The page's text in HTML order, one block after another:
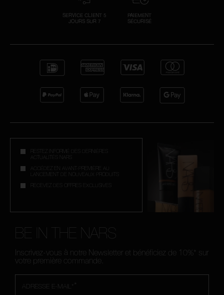
SERVICE CLIENT 5
JOURS SUR 7
PAIEMENT
SÉCURISÉ
RESTEZ INFORMÉ DES DERNIÈRES
ACTUALITÉS NARS
ACCÉDEZ EN AVANT-PREMIÈRE AU
LANCEMENT DE NOUVEAUX PRODUITS
RECEVEZ DES OFFRES EXCLUSIVES
BE IN THE NARS
Inscrivez-vous à notre Newsletter et bénéficiez de 10%* sur
votre première commande.
*
ADRESSE E-MAIL*